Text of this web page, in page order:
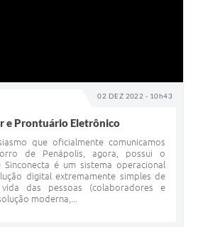
02 DEZ 2022 - 10h43
e Prontuário Eletrônico
que oficialmente comunicamos
de Penápolis, agora, possui o
Sinconecta é um sistema operacional
digital extremamente simples de
das pessoas (colaboradores e
moderna,...